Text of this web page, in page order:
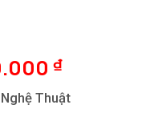
₫
Thuật